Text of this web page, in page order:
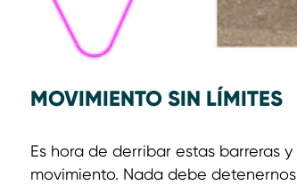
MOVIMIENTO SIN LÍMITES
Es hora de derribar estas barreras
movimiento. Nada debe